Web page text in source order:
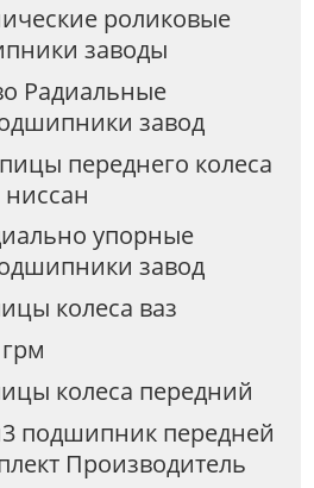
роликовые
заводы
Радиальные
завод
переднего колеса
ниссан
упорные
завод
колеса ваз
колеса передний
подшипник передней
Производитель